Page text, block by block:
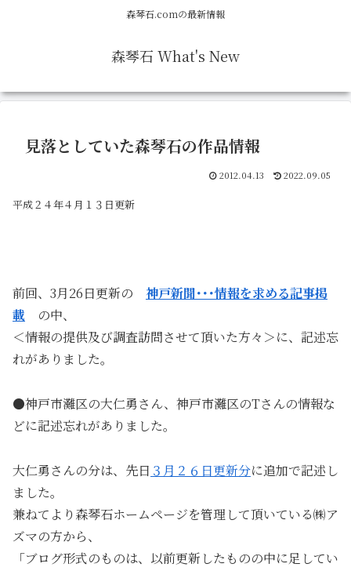
森琴石.comの最新情報
森琴石 What's New
見落としていた森琴石の作品情報
2012.04.13 2022.09.05
平成２４年４月１３日更新
前回、3月26日更新の 神戸新聞･･･情報を求める記事掲
載
の中、
＜情報の提供及び調査訪問させて頂いた方々＞に、記述忘
れがありました。
●神戸市灘区の大仁勇さん、神戸市灘区のTさんの情報な
どに記述忘れがありました。
大仁勇さんの分は、先日 ３月２６日更新分に追加で記述し
ました。
兼ねてより森琴石ホームページを管理して頂いている㈱ア
ズマの方から、
「ブログ形式のものは、以前更新したものの中に足してい